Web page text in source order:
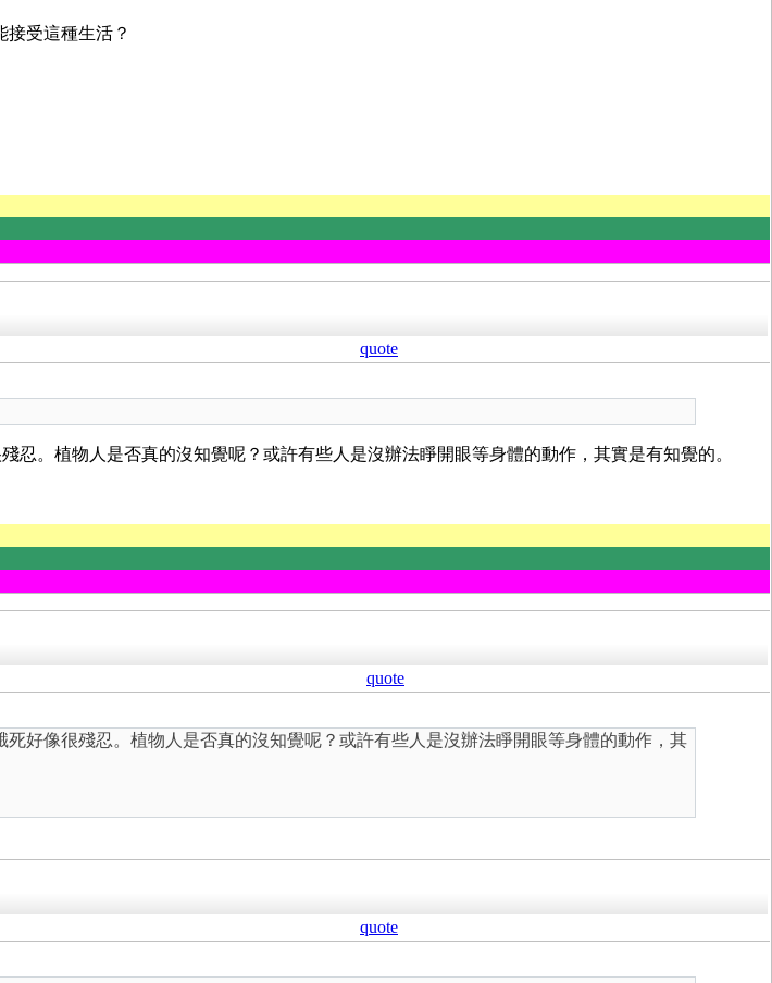
接受這種生活？
quote
。植物人是否真的沒知覺呢？或許有些人是沒辦法睜開眼等身體的動作，其實是有知覺的。
quote
好像很殘忍。植物人是否真的沒知覺呢？或許有些人是沒辦法睜開眼等身體的動作，其
quote